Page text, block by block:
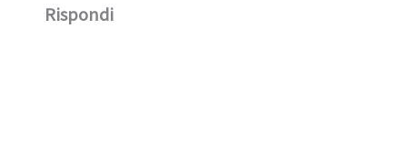
Rispondi